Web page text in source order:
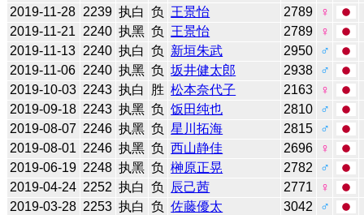
2019-11-28 2239 执白 负 王景怡 2789
♀
2019-11-21
2240 执黑 负 王景怡 2789
♀
2019-11-13 2240 执白 负 新垣朱武 2950
♂
2019-11-06 2240 执黑 负 坂井健太郎 2938
♂
2019-10-03 2243 执白 胜 松本奈代子 2163
♀
2019-09-18 2243 执黑 负 饭田纯也 2810
♂
2019-08-07 2246 执黑 负 星川拓海 2815
♂
2019-08-01 2246 执黑 负 西山静佳 2696
♀
2019-06-19 2248 执黑 负 榊原正晃 2782
♂
2019-04-24 2252 执白 负 辰己茜 2771
♀
2019-03-28 2253 执白 负 佐藤優太 3042
♂